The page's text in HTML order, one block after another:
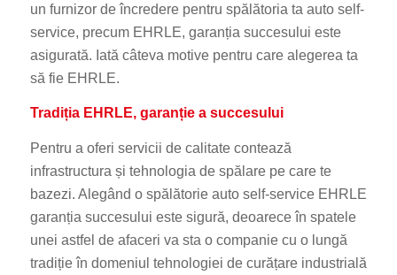
un furnizor de încredere pentru spălătoria ta auto self-
service, precum EHRLE, garanția succesului este
asigurată. Iată câteva motive pentru care alegerea ta
să fie EHRLE.
Tradiția EHRLE, garanție a succesului
Pentru a oferi servicii de calitate contează
infrastructura și tehnologia de spălare pe care te
bazezi. Alegând o spălătorie auto self-service EHRLE
garanția succesului este sigură, deoarece în spatele
unei astfel de afaceri va sta o companie cu o lungă
tradiție în domeniul tehnologiei de curățare industrială